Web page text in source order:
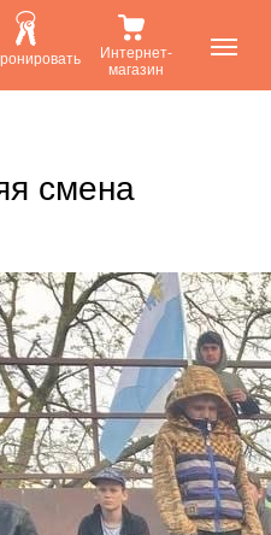
Интернет-
магазин
смена